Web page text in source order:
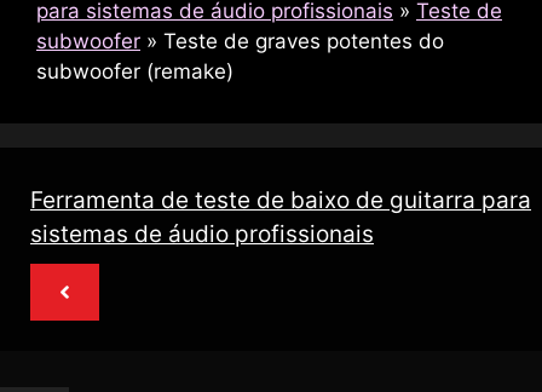
para sistemas de áudio profissionais » Teste de
subwoofer » Teste de graves potentes do
subwoofer (remake)
Ferramenta de teste de baixo de guitarra para
sistemas de áudio profissionais